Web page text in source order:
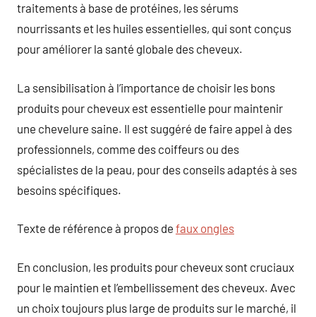
traitements à base de protéines, les sérums
nourrissants et les huiles essentielles, qui sont conçus
pour améliorer la santé globale des cheveux.
La sensibilisation à l’importance de choisir les bons
produits pour cheveux est essentielle pour maintenir
une chevelure saine. Il est suggéré de faire appel à des
professionnels, comme des coiffeurs ou des
spécialistes de la peau, pour des conseils adaptés à ses
besoins spécifiques.
Texte de référence à propos de faux ongles
En conclusion, les produits pour cheveux sont cruciaux
pour le maintien et l’embellissement des cheveux. Avec
un choix toujours plus large de produits sur le marché, il